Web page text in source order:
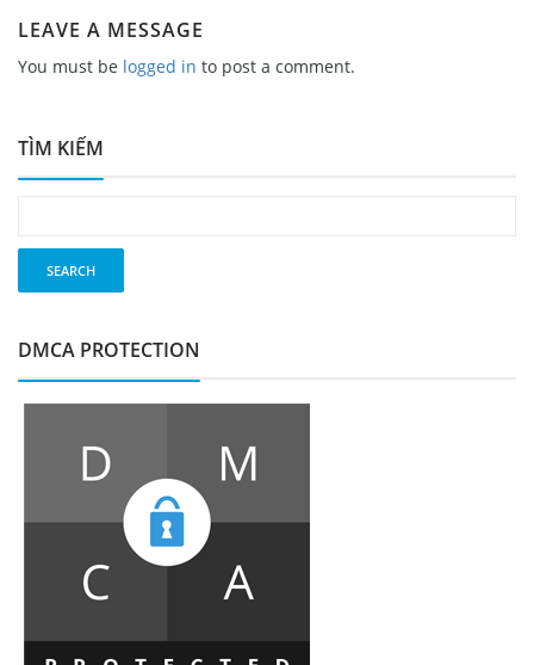
LEAVE A MESSAGE
You must be logged in to post a comment.
TÌM KIẾM
DMCA PROTECTION